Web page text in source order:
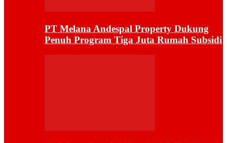
PT Melana Andespal Property Dukung
Penuh Program Tiga Juta Rumah Subsidi